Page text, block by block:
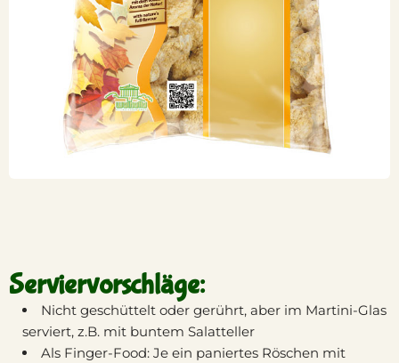
Serviervorschläge:
Nicht geschüttelt oder gerührt, aber im Martini-Glas
serviert, z.B. mit buntem Salatteller
Als Finger-Food: Je ein paniertes Röschen mit